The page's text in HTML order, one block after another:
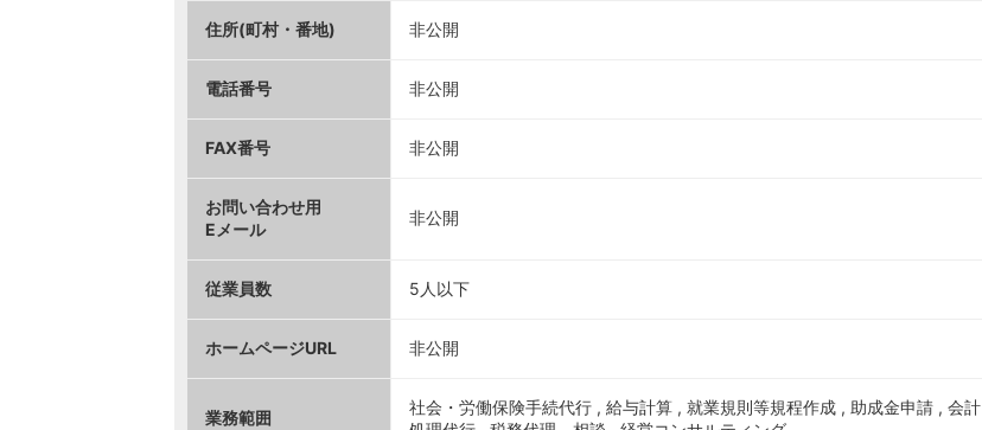
住所(町村・番地) 非公開
電話番号 非公開
FAX番号 非公開
お問い合わせ用
Eメール
非公開
従業員数 5人以下
ホームページURL 非公開
業務範囲
社会・労働保険手続代行 , 給与計算 , 就業規則等規程作成 , 助成金申請 , 会計